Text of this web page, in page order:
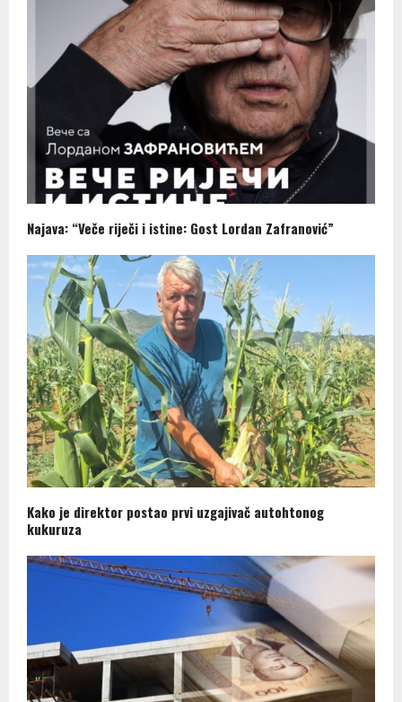
Najava: “Veče riječi i istine: Gost Lordan Zafranović”
Kako je direktor postao prvi uzgajivač autohtonog
kukuruza